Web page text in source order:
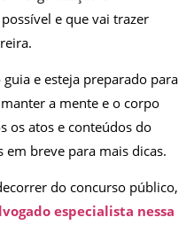
e que vai trazer
e esteja preparado para
a mente e o corpo
os atos e conteúdos do
breve para mais dicas.
do concurso público,
especialista nessa